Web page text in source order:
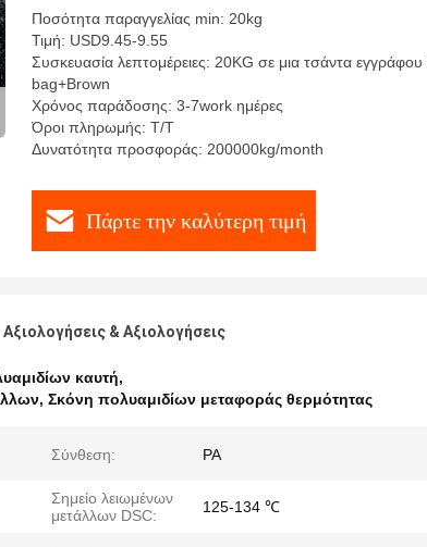
Ποσότητα παραγγελίας min: 20kg
Τιμή: USD9.45-9.55
Συσκευασία λεπτομέρειες: 20KG σε μια τσάντα εγγράφου
bag+Brown
Χρόνος παράδοσης: 3-7work ημέρες
Όροι πληρωμής: T/T
Δυνατότητα προσφοράς: 200000kg/month
Πάρτε την καλύτερη τιμή
Αξιολογήσεις & Αξιολογήσεις
καυτή,
, Σκόνη πολυαμιδίων μεταφοράς θερμότητας
Σύνθεση: PA
Σημείο λειωμένων
μετάλλων DSC:
125-134 ℃